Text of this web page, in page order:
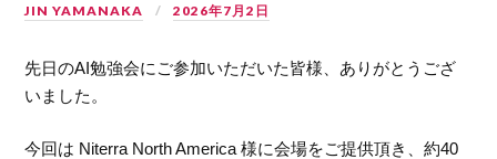
JIN YAMANAKA 2026年7月2日
先日のAI勉強会にご参加いただいた皆様、ありがとうござ
いました。
今回は Niterra North America 様に会場をご提供頂き、約40